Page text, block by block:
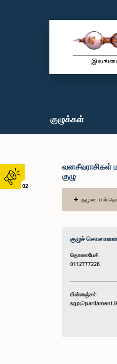
02
குழுக்கள்
வனசீவராசிகள்
குழு
குழுவை பின்
குழுச்
தொலைபேசி
0112777228
மின்னஞ்சல்